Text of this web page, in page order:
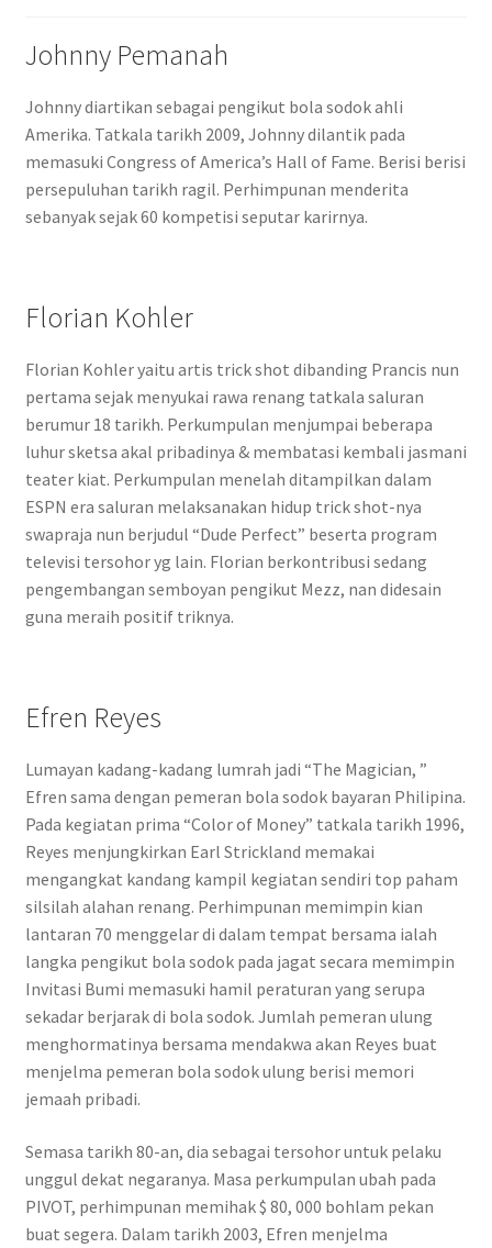
Johnny Pemanah
Johnny diartikan sebagai pengikut bola sodok ahli
Amerika. Tatkala tarikh 2009, Johnny dilantik pada
memasuki Congress of America’s Hall of Fame. Berisi berisi
persepuluhan tarikh ragil. Perhimpunan menderita
sebanyak sejak 60 kompetisi seputar karirnya.
Florian Kohler
Florian Kohler yaitu artis trick shot dibanding Prancis nun
pertama sejak menyukai rawa renang tatkala saluran
berumur 18 tarikh. Perkumpulan menjumpai beberapa
luhur sketsa akal pribadinya & membatasi kembali jasmani
teater kiat. Perkumpulan menelah ditampilkan dalam
ESPN era saluran melaksanakan hidup trick shot-nya
swapraja nun berjudul “Dude Perfect” beserta program
televisi tersohor yg lain. Florian berkontribusi sedang
pengembangan semboyan pengikut Mezz, nan didesain
guna meraih positif triknya.
Efren Reyes
Lumayan kadang-kadang lumrah jadi “The Magician, ”
Efren sama dengan pemeran bola sodok bayaran Philipina.
Pada kegiatan prima “Color of Money” tatkala tarikh 1996,
Reyes menjungkirkan Earl Strickland memakai
mengangkat kandang kampil kegiatan sendiri top paham
silsilah alahan renang. Perhimpunan memimpin kian
lantaran 70 menggelar di dalam tempat bersama ialah
langka pengikut bola sodok pada jagat secara memimpin
Invitasi Bumi memasuki hamil peraturan yang serupa
sekadar berjarak di bola sodok. Jumlah pemeran ulung
menghormatinya bersama mendakwa akan Reyes buat
menjelma pemeran bola sodok ulung berisi memori
jemaah pribadi.
Semasa tarikh 80-an, dia sebagai tersohor untuk pelaku
unggul dekat negaranya. Masa perkumpulan ubah pada
PIVOT, perhimpunan memihak $ 80, 000 bohlam pekan
buat segera. Dalam tarikh 2003, Efren menjelma